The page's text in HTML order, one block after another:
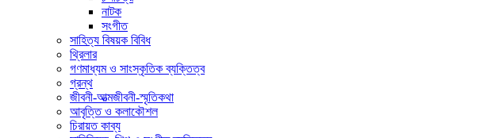
নাটক
সংগীত
সাহিত্য বিষয়ক বিবিধ
থ্রিলার
গণমাধ্যম ও সাংস্কৃতিক ব্যক্তিত্ব
গ্রন্থ
জীবনী-আত্মজীবনী-স্মৃতিকথা
আবৃত্তি ও কলাকৌশল
চিরায়ত কাব্য